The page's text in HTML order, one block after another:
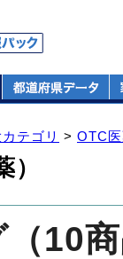
カテゴリ > OTC
10